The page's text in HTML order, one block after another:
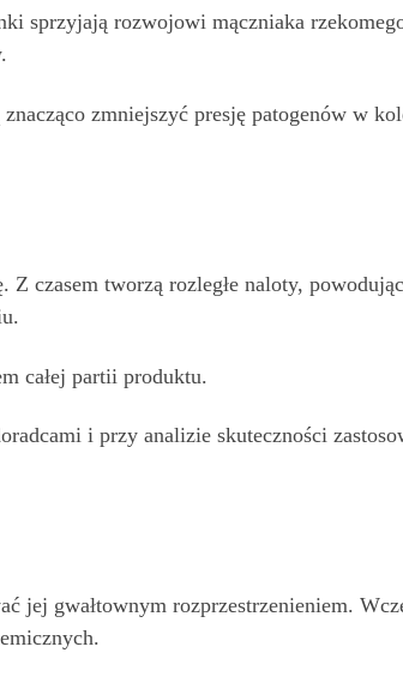
sprzyjają rozwojowi mączniaka
zmniejszyć presję patogenów w
czasem tworzą rozległe naloty,
całej partii produktu.
i przy analizie skuteczności
jej gwałtownym rozprzestrzenieniem.